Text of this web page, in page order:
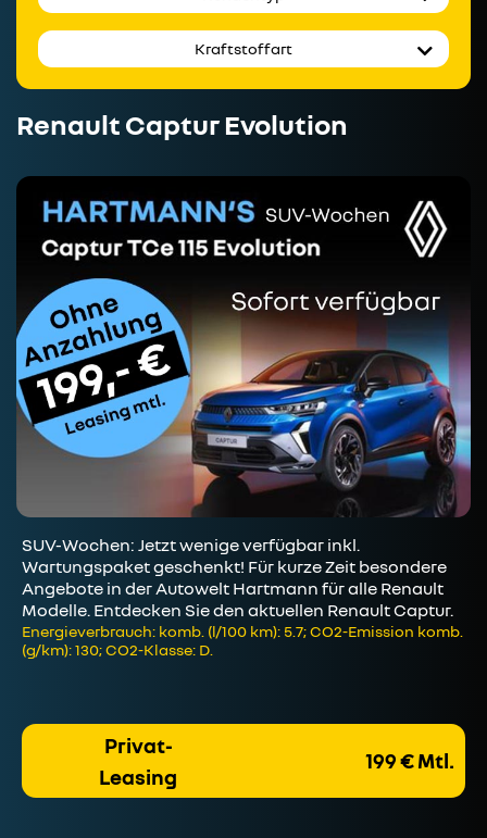
Kraftstoffart
Renault Captur Evolution
SUV-Wochen: Jetzt wenige verfügbar inkl.
Wartungspaket geschenkt! Für kurze Zeit besondere
Angebote in der Autowelt Hartmann für alle Renault
Modelle. Entdecken Sie den aktuellen Renault Captur.
Energieverbrauch: komb. (l/100 km): 5.7; CO2-Emission komb.
(g/km): 130; CO2-Klasse: D.
Privat-
Leasing
199 € Mtl.